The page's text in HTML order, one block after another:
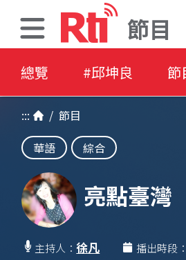
節目
總覽 #邱坤良 節
::: / 節目
華語
綜合
亮點臺灣
主持人：徐凡 播出時段：